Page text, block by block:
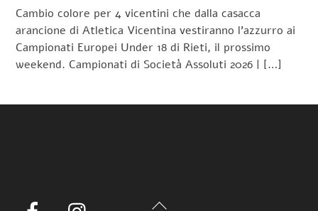
Cambio colore per 4 vicentini che dalla casacca
arancione di Atletica Vicentina vestiranno l’azzurro ai
Campionati Europei Under 18 di Rieti, il prossimo
weekend. Campionati di Società Assoluti 2026 | […]
Back
Facebook